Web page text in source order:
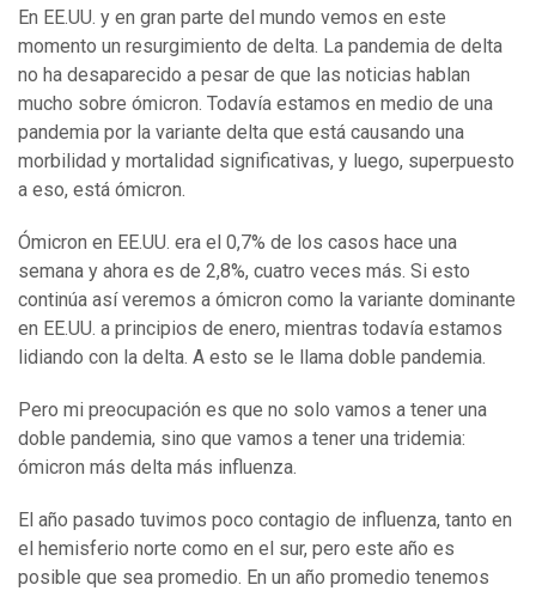
En EE.UU. y en gran parte del mundo vemos en este
momento un resurgimiento de delta. La pandemia de delta
no ha desaparecido a pesar de que las noticias hablan
mucho sobre ómicron. Todavía estamos en medio de una
pandemia por la variante delta que está causando una
morbilidad y mortalidad significativas, y luego, superpuesto
a eso, está ómicron.
Ómicron en EE.UU. era el 0,7% de los casos hace una
semana y ahora es de 2,8%, cuatro veces más. Si esto
continúa así veremos a ómicron como la variante dominante
en EE.UU. a principios de enero, mientras todavía estamos
lidiando con la delta. A esto se le llama doble pandemia.
Pero mi preocupación es que no solo vamos a tener una
doble pandemia, sino que vamos a tener una tridemia:
ómicron más delta más influenza.
El año pasado tuvimos poco contagio de influenza, tanto en
el hemisferio norte como en el sur, pero este año es
posible que sea promedio. En un año promedio tenemos